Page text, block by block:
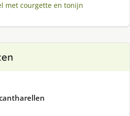
met courgette en tonijn